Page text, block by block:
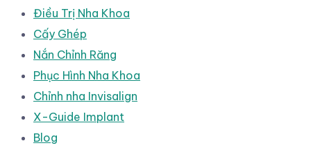
Điều Trị Nha Khoa
Cấy Ghép
Nắn Chỉnh Răng
Phục Hình Nha Khoa
Chỉnh nha Invisalign
X-Guide Implant
Blog